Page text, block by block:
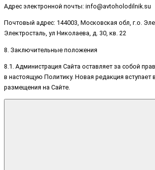
Адрес электронной почты: info@avtoholodilnik.su
Почтовый адрес: 144003, Московская обл, г.о.
Электросталь, ул Николаева, д. 30, кв. 22
8. Заключительные положения
8.1. Администрация Сайта оставляет за собой
в настоящую Политику. Новая редакция вступает
размещения на Сайте.